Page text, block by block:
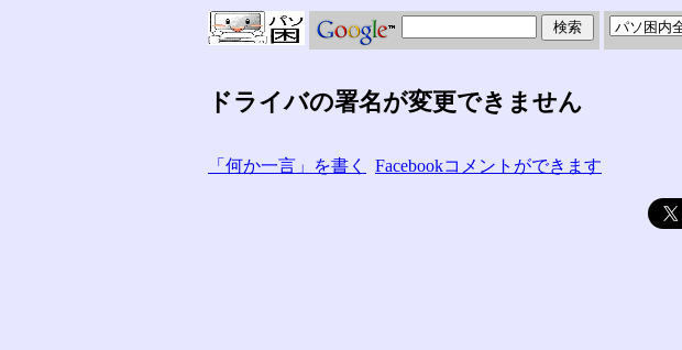
ドライバの署名が変更できません
「何か一言」を書く Facebookコメントができます